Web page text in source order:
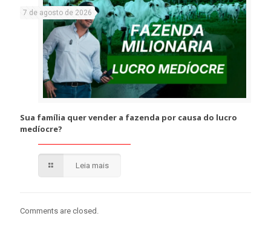
7 de agosto de 2026
Sua família quer vender a fazenda por causa do lucro
medíocre?
Leia mais
Comments are closed.